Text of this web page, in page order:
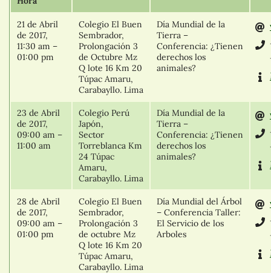
21 de Abril
de 2017,
11:30 am –
01:00 pm
Colegio El Buen
Sembrador,
Prolongación 3
de Octubre Mz
Q lote 16 Km 20
Túpac Amaru,
Carabayllo. Lima
Día Mundial de la
Tierra –
Conferencia: ¿Tienen
derechos los
animales?
23 de Abril
de 2017,
09:00 am –
11:00 am
Colegio Perú
Japón,
Sector
Torreblanca Km
24 Túpac
Amaru,
Carabayllo. Lima
Día Mundial de la
Tierra –
Conferencia: ¿Tienen
derechos los
animales?
28 de Abril
de 2017,
09:00 am –
01:00 pm
Colegio El Buen
Sembrador,
Prolongación 3
de octubre Mz
Q lote 16 Km 20
Túpac Amaru,
Carabayllo. Lima
Día Mundial del Árbol
– Conferencia Taller:
El Servicio de los
Arboles